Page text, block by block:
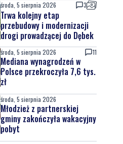
środa, 5 sierpnia 2026 3
Trwa kolejny etap
przebudowy i modernizacji
drogi prowadzącej do Dębek
środa, 5 sierpnia 2026 11
Mediana wynagrodzeń w
Polsce przekroczyła 7,6 tys.
zł
środa, 5 sierpnia 2026
Młodzież z partnerskiej
gminy zakończyła wakacyjny
pobyt